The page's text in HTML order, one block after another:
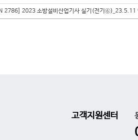
2786] 2023 소방설비산업기사 실기(전기⑥)_23.5.11
고객지원센터